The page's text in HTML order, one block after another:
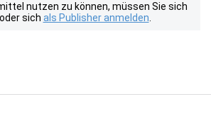
nutzen zu können, müssen Sie sich
sich als Publisher anmelden